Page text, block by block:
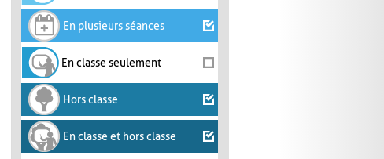
En plusieurs séances
En classe seulement
Hors classe
En classe et hors classe